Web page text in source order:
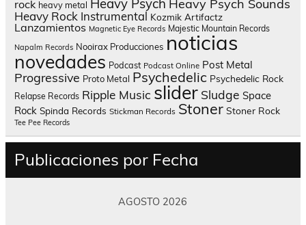
rock heavy metal Heavy Psych Heavy Psych Sounds
Heavy Rock Instrumental Kozmik Artifactz
Lanzamientos Magnetic Eye Records Majestic Mountain Records
Napalm Records Nooirax Producciones noticias
novedades Podcast Podcast Online Post Metal
Progressive Proto Metal Psychedelic Psychedelic Rock
Relapse Records Ripple Music slider Sludge Space
Rock Spinda Records Stickman Records Stoner Stoner Rock
Tee Pee Records
Publicaciones por Fecha
AGOSTO 2026